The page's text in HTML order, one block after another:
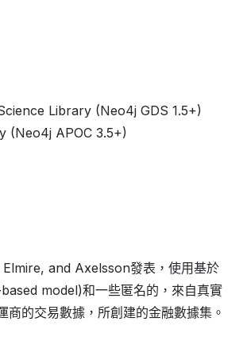
Library (Neo4j GDS 1.5+)
(Neo4j APOC 3.5+)
and Axelsson發表，使用基於
model)和一些匿名的，來自真實
商的交易數據，所創建的金融數據集。